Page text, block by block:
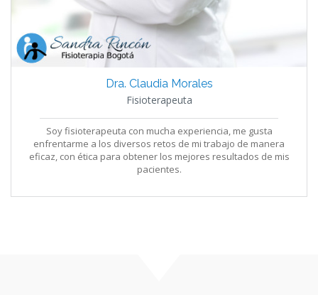
Dra. Claudia Morales
Fisioterapeuta
Soy fisioterapeuta con mucha experiencia, me gusta
enfrentarme a los diversos retos de mi trabajo de manera
eficaz, con ética para obtener los mejores resultados de mis
pacientes.